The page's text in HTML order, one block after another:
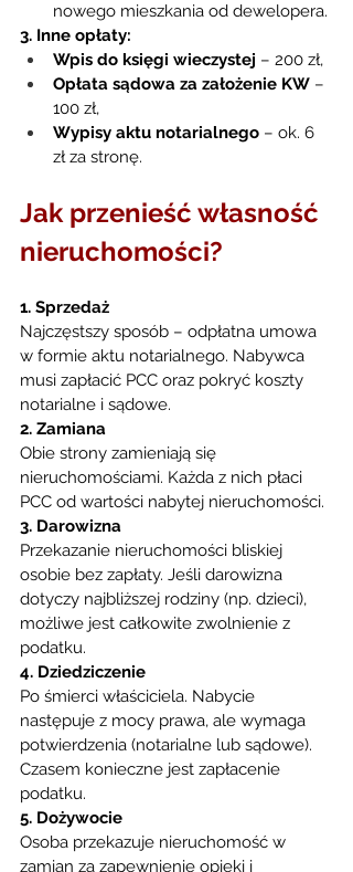
nowego mieszkania od dewelopera.
3. Inne opłaty:
Wpis do księgi wieczystej – 200 zł,
Opłata sądowa za założenie KW –
100 zł,
Wypisy aktu notarialnego – ok. 6
zł za stronę.
Jak przenieść własność
nieruchomości?
1. Sprzedaż
Najczęstszy sposób – odpłatna umowa
w formie aktu notarialnego. Nabywca
musi zapłacić PCC oraz pokryć koszty
notarialne i sądowe.
2. Zamiana
Obie strony zamieniają się
nieruchomościami. Każda z nich płaci
PCC od wartości nabytej nieruchomości.
3. Darowizna
Przekazanie nieruchomości bliskiej
osobie bez zapłaty. Jeśli darowizna
dotyczy najbliższej rodziny (np. dzieci),
możliwe jest całkowite zwolnienie z
podatku.
4. Dziedziczenie
Po śmierci właściciela. Nabycie
następuje z mocy prawa, ale wymaga
potwierdzenia (notarialne lub sądowe).
Czasem konieczne jest zapłacenie
podatku.
5. Dożywocie
Osoba przekazuje nieruchomość w
zamian za zapewnienie opieki i